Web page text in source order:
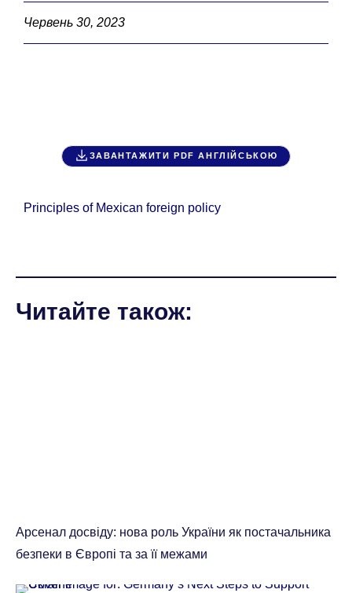
Червень 30, 2023
ЗАВАНТАЖИТИ PDF АНГЛІЙСЬКОЮ
Principles of Mexican foreign policy
Читайте також:
Арсенал досвіду: нова роль України як постачальника
безпеки в Європі та за її межами